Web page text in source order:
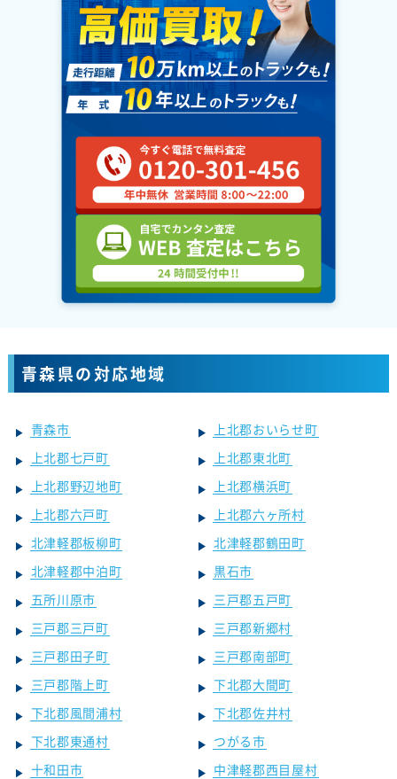
青森県の対応地域
青森市
上北郡おいらせ町
上北郡七戸町
上北郡東北町
上北郡野辺地町
上北郡横浜町
上北郡六戸町
上北郡六ヶ所村
北津軽郡板柳町
北津軽郡鶴田町
北津軽郡中泊町
黒石市
五所川原市
三戸郡五戸町
三戸郡三戸町
三戸郡新郷村
三戸郡田子町
三戸郡南部町
三戸郡階上町
下北郡大間町
下北郡風間浦村
下北郡佐井村
下北郡東通村
つがる市
十和田市
中津軽郡西目屋村